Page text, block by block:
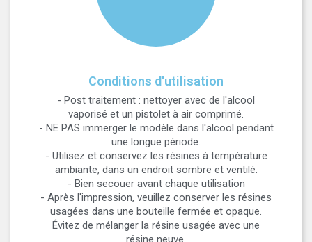
Conditions d'utilisation
- Post traitement : nettoyer avec de l'alcool
vaporisé et un pistolet à air comprimé.
- NE PAS immerger le modèle dans l'alcool pendant
une longue période.
- Utilisez et conservez les résines à température
ambiante, dans un endroit sombre et ventilé.
- Bien secouer avant chaque utilisation
- Après l'impression, veuillez conserver les résines
usagées dans une bouteille fermée et opaque.
Évitez de mélanger la résine usagée avec une
résine neuve.